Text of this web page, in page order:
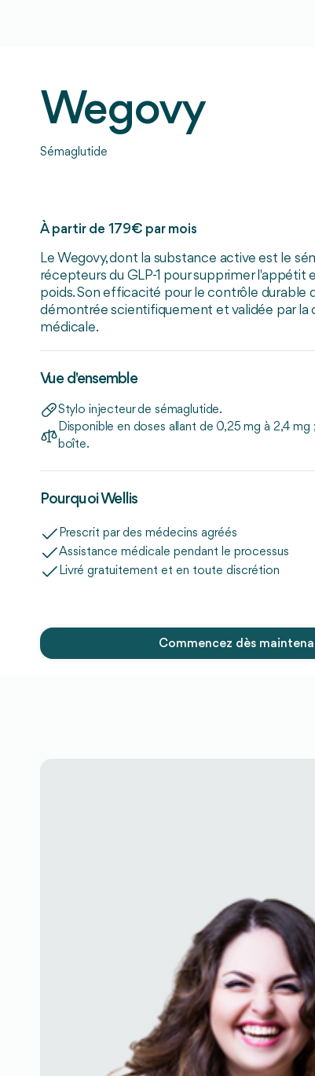
Wegovy
Sémaglutide
À partir de 179€ par mois
Le Wegovy, dont la substance active est le
récepteurs du GLP-1 pour supprimer l'appétit
poids. Son efficacité pour le contrôle durable
démontrée scientifiquement et validée par la
médicale.
Vue d'ensemble
Stylo injecteur de sémaglutide.
Disponible en doses allant de 0,25 mg à 2,4 mg
boîte.
Pourquoi Wellis
Prescrit par des médecins agréés
Assistance médicale pendant le processus
Livré gratuitement et en toute discrétion
Commencez dès